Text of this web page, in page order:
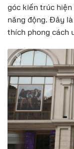
góc kiến trúc
năng động. Đây
thích phong cách